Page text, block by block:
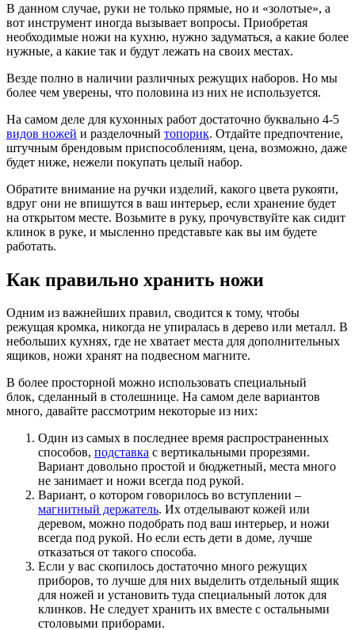
В данном случае, руки не только прямые, но и «золотые», а
вот инструмент иногда вызывает вопросы. Приобретая
необходимые ножи на кухню, нужно задуматься, а какие более
нужные, а какие так и будут лежать на своих местах.
Везде полно в наличии различных режущих наборов. Но мы
более чем уверены, что половина из них не используется.
На самом деле для кухонных работ достаточно буквально 4-5
видов ножей и разделочный топорик. Отдайте предпочтение,
штучным брендовым приспособлениям, цена, возможно, даже
будет ниже, нежели покупать целый набор.
Обратите внимание на ручки изделий, какого цвета рукояти,
вдруг они не впишутся в ваш интерьер, если хранение будет
на открытом месте. Возьмите в руку, прочувствуйте как сидит
клинок в руке, и мысленно представьте как вы им будете
работать.
Как правильно хранить ножи
Одним из важнейших правил, сводится к тому, чтобы
режущая кромка, никогда не упиралась в дерево или металл. В
небольших кухнях, где не хватает места для дополнительных
ящиков, ножи хранят на подвесном магните.
В более просторной можно использовать специальный
блок, сделанный в столешнице. На самом деле вариантов
много, давайте рассмотрим некоторые из них:
Один из самых в последнее время распространенных
способов, подставка с вертикальными прорезями.
Вариант довольно простой и бюджетный, места много
не занимает и ножи всегда под рукой.
Вариант, о котором говорилось во вступлении –
магнитный держатель. Их отделывают кожей или
деревом, можно подобрать под ваш интерьер, и ножи
всегда под рукой. Но если есть дети в доме, лучше
отказаться от такого способа.
Если у вас скопилось достаточно много режущих
приборов, то лучше для них выделить отдельный ящик
для ножей и установить туда специальный лоток для
клинков. Не следует хранить их вместе с остальными
столовыми приборами.